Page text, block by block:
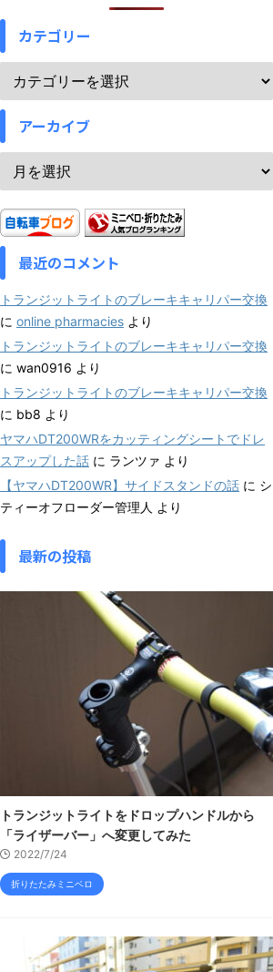
カテゴリー
アーカイブ
最近のコメント
トランジットライトのブレーキキャリパー交換
に online pharmacies より
トランジットライトのブレーキキャリパー交換
に wan0916 より
トランジットライトのブレーキキャリパー交換
に bb8 より
ヤマハDT200WRをカッティングシートでドレ
スアップした話 に ランツァ より
【ヤマハDT200WR】サイドスタンドの話 に シ
ティーオフローダー管理人 より
最新の投稿
トランジットライトをドロップハンドルから
「ライザーバー」へ変更してみた
2022/7/24
折りたたみミニベロ